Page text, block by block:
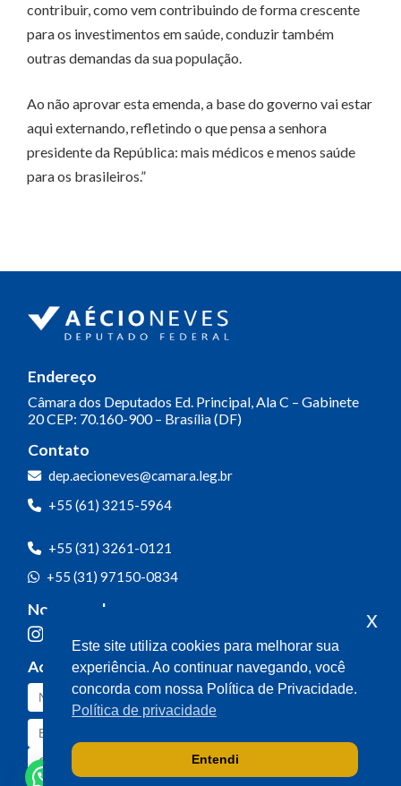
contribuir, como vem contribuindo de forma crescente
para os investimentos em saúde, conduzir também
outras demandas da sua população.
Ao não aprovar esta emenda, a base do governo vai estar
aqui externando, refletindo o que pensa a senhora
presidente da República: mais médicos e menos saúde
para os brasileiros.”
Endereço
Câmara dos Deputados Ed. Principal, Ala C – Gabinete
20CEP: 70.160-900 – Brasília (DF)
Contato
dep.aecioneves@camara.leg.br
+55 (61) 3215-5964
+55 (31) 3261-0121
+55 (31) 97150-0834
Nossas redes
Acompanhe o meu mandato
Este site utiliza cookies para melhorar sua
experiência. Ao continuar navegando, você
concorda com nossa Política de Privacidade.
Política de privacidade
Entendi
x